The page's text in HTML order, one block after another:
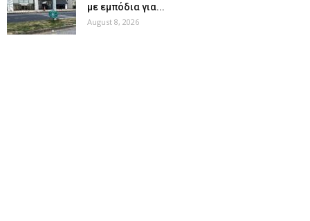
με εμπόδια για...
August 8, 2026